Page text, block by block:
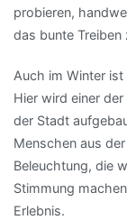
probieren,
das bunte Treiben
Auch im Winter
Hier wird einer
der Stadt
Menschen aus
Beleuchtung, die
Stimmung
Erlebnis.